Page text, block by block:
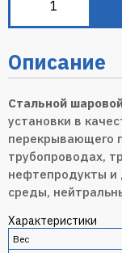
Описание
Стальной
установки в
перекрывающего
трубопроводах,
нефтепродукты и
среды,
Характеристики
Вес